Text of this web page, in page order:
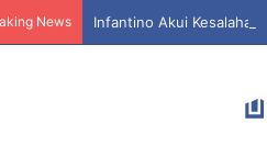
News Infantino Akui Kesalahan